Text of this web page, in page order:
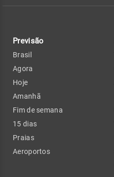
Previsão
Brasil
Agora
Hoje
Amanhã
Fim de semana
15 dias
Praias
Aeroportos